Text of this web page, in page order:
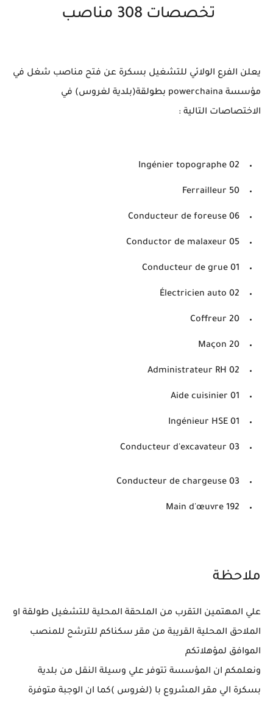
تخصصات 308 مناصب
يعلن الفرع الولائي للتشغيل بسكرة عن فتح مناصب شغل في
مؤسسة powerchaina بطولقة(بلدية لغروس) في
الاختصاصات التالية :
Ingénier topographe 02
Ferrailleur 50
Conducteur de foreuse 06
Conductor de malaxeur 05
Conducteur de grue 01
Électricien auto 02
Coffreur 20
Maçon 20
Administrateur RH 02
Aide cuisinier 01
Ingénieur HSE 01
Conducteur d'excavateur 03
Conducteur de chargeuse 03
Main d'œuvre 192
ملاحظة
علي المهتمين التقرب من الملحقة المحلية للتشغيل طولقة او
الملاحق المحلية القريبة من مقر سكناكم للترشح للمنصب
الموافق لمؤهلاتكم
ونعلمكم ان المؤسسة تتوفر علي وسيلة النقل من بلدية
بسكرة الي مقر المشروع با (لغروس )كما ان الوجبة متوفرة